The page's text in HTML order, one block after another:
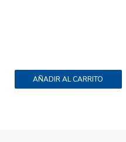
AÑADIR AL CARRITO